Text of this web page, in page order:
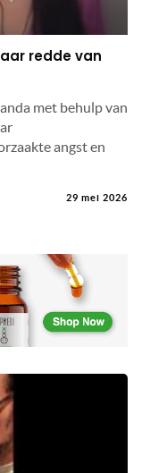
redde van
met behulp van
angst en
29 mei 2026